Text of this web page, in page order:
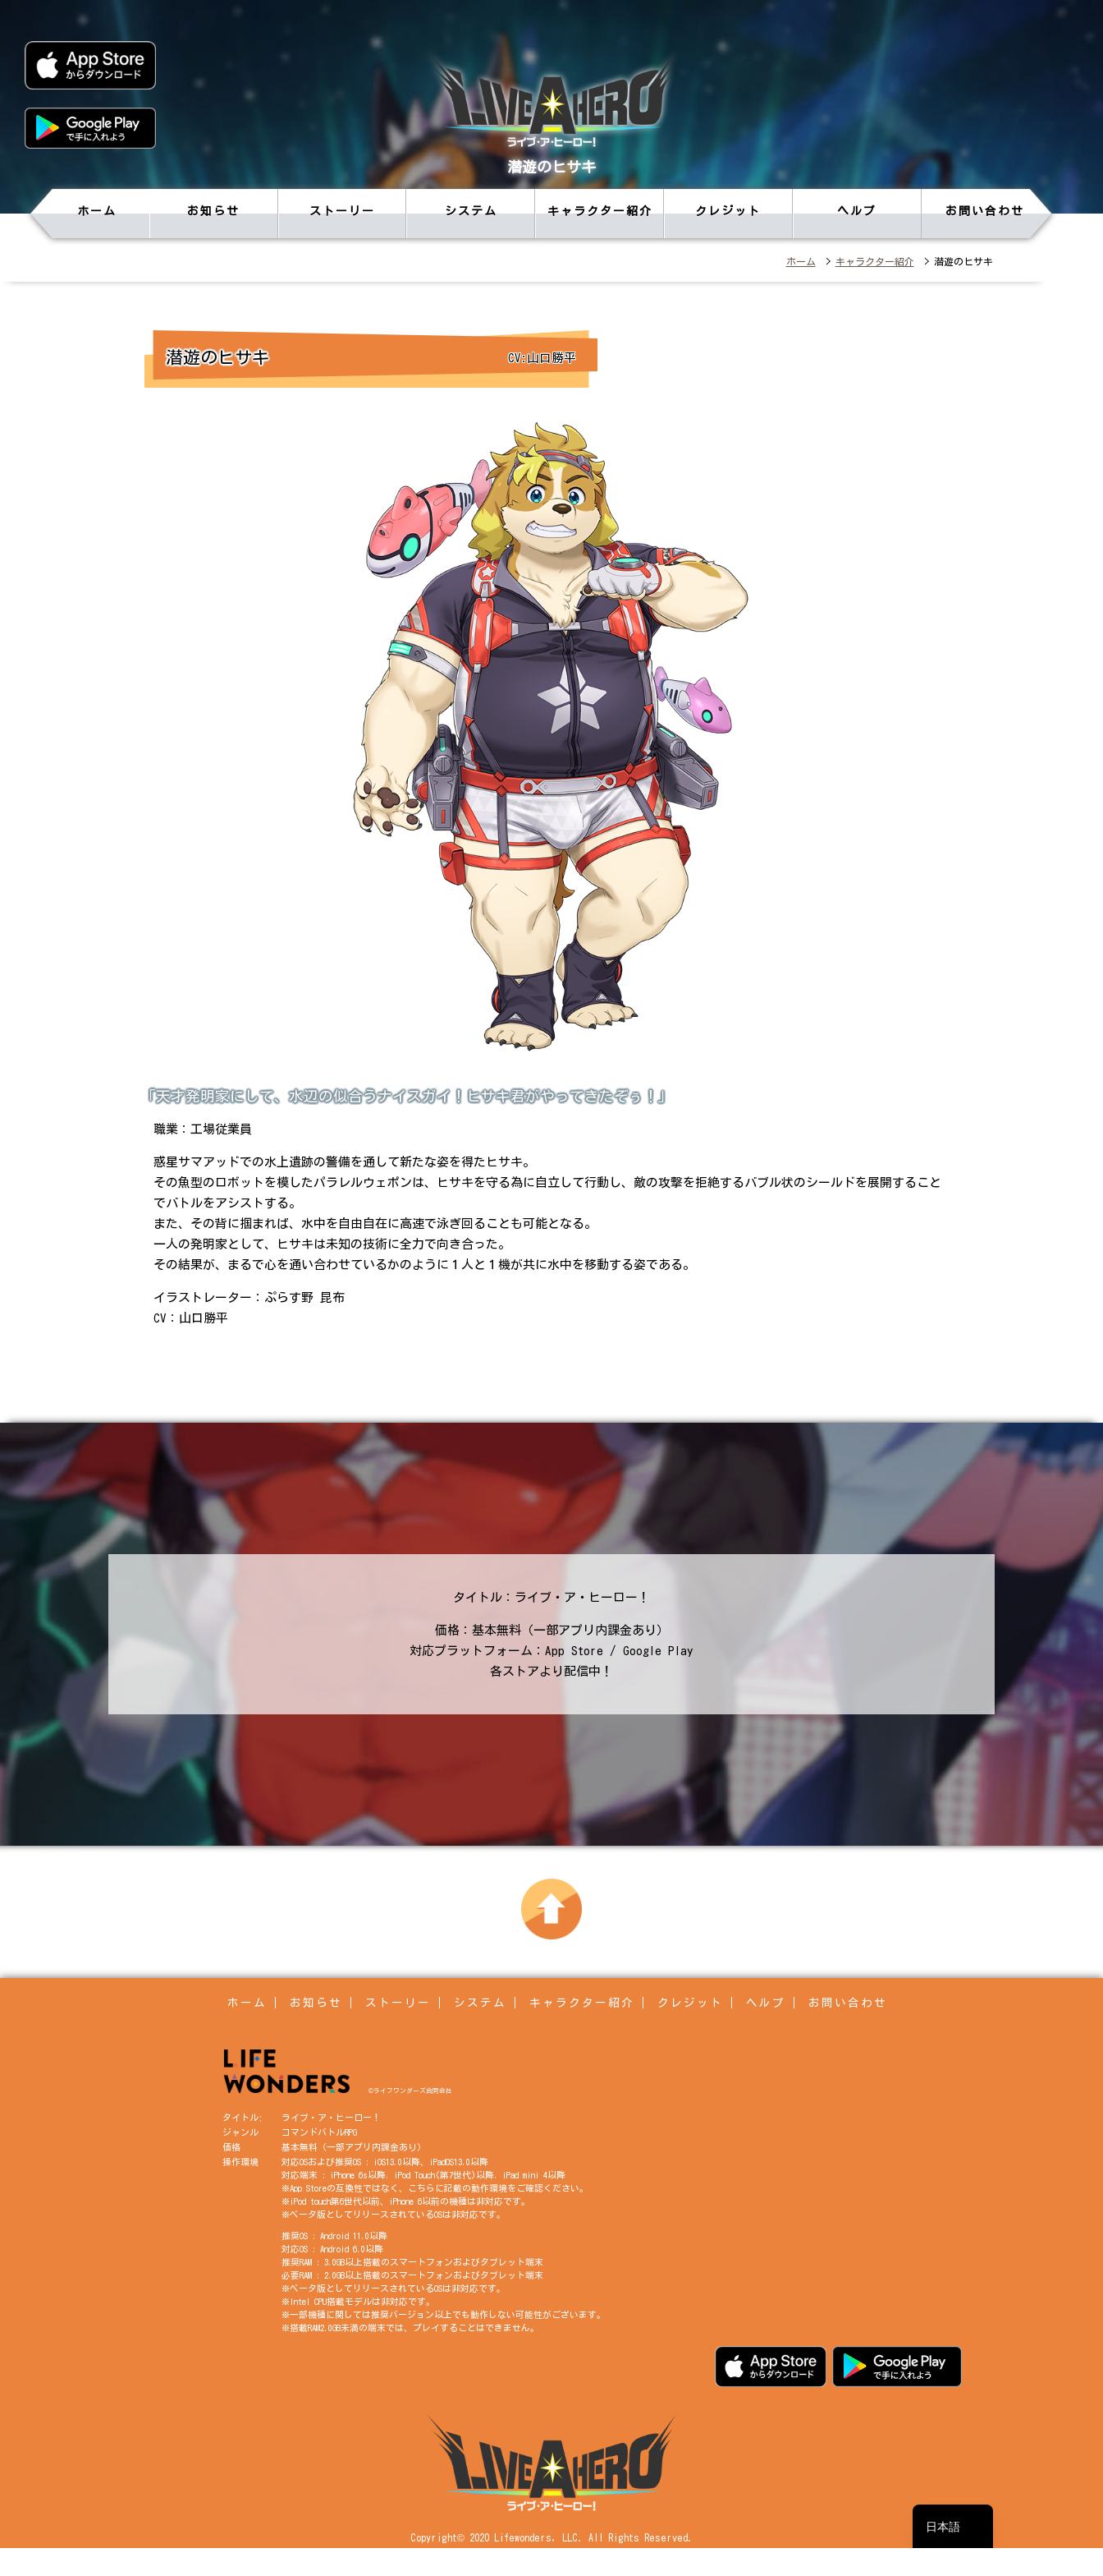
潜遊のヒサキ
ホーム お知らせ ストーリー システム キャラクター紹介 クレジット ヘルプ お問い合わせ
ホーム > キャラクター紹介 > 潜遊のヒサキ
潜遊のヒサキ CV:山口勝平
「天才発明家にして、水辺の似合うナイスガイ！ヒサキ君がやってきたぞぅ！」
職業：工場従業員
惑星サマアッドでの水上遺跡の警備を通して新たな姿を得たヒサキ。
その魚型のロボットを模したパラレルウェポンは、ヒサキを守る為に自立して行動し、敵の攻撃を拒絶するバブル状のシールドを展開すること
でバトルをアシストする。
また、その背に掴まれば、水中を自由自在に高速で泳ぎ回ることも可能となる。
一人の発明家として、ヒサキは未知の技術に全力で向き合った。
その結果が、まるで心を通い合わせているかのように１人と１機が共に水中を移動する姿である。
イラストレーター：ぷらす野 昆布
CV：山口勝平
タイトル：ライブ・ア・ヒーロー！
価格：基本無料（一部アプリ内課金あり）
対応プラットフォーム：App Store / Google Play
各ストアより配信中！
ホーム お知らせ ストーリー システム キャラクター紹介 クレジット ヘルプ お問い合わせ
©ライフワンダーズ合同会社
タイトル;
ライブ・ア・ヒーロー！
ジャンル
コマンドバトルRPG
価格
基本無料（一部アプリ内課金あり）
操作環境
対応OSおよび推奨OS : iOS13.0以降、iPadOS13.0以降
対応端末 : iPhone 6s以降, iPod Touch(第7世代)以降, iPad mini 4以降
※App Storeの互換性ではなく、こちらに記載の動作環境をご確認ください。
※iPod touch第6世代以前、iPhone 6以前の機種は非対応です。
※ベータ版としてリリースされているOSは非対応です。
推奨OS : Android 11.0以降
対応OS : Android 6.0以降
推奨RAM : 3.0GB以上搭載のスマートフォンおよびタブレット端末
必要RAM : 2.0GB以上搭載のスマートフォンおよびタブレット端末
※ベータ版としてリリースされているOSは非対応です。
※Intel CPU搭載モデルは非対応です。
※一部機種に関しては推奨バージョン以上でも動作しない可能性がございます。
※搭載RAM2.0GB未満の端末では、プレイすることはできません。
Copyright© 2020 Lifewonders, LLC. All Rights Reserved.
日本語